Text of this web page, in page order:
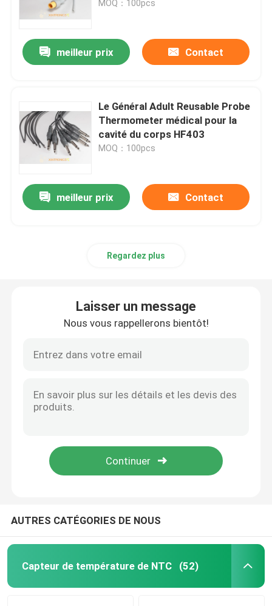
MOQ：100pcs
meilleur prix Contact
Le Général Adult Reusable Probe
Thermometer médical pour la
cavité du corps HF403
MOQ：100pcs
meilleur prix Contact
Regardez plus
Laisser un message
Nous vous rappellerons bientôt!
AUTRES CATÉGORIES DE NOUS
Capteur de température de NTC (52)